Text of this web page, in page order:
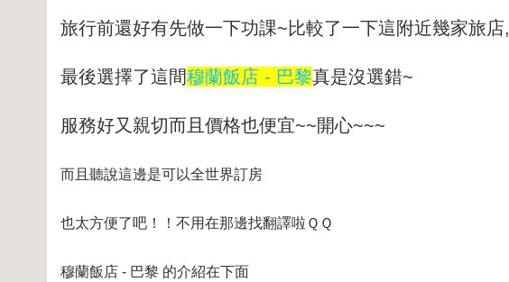
旅行前還好有先做一下功課~比較了一下這附近幾家旅店,
最後選擇了這間穆蘭飯店 - 巴黎真是沒選錯~
服務好又親切而且價格也便宜~~開心~~~
而且聽說這邊是可以全世界訂房
也太方便了吧！！不用在那邊找翻譯啦ＱＱ
穆蘭飯店 - 巴黎 的介紹在下面